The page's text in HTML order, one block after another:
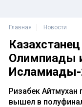
Главная Новости
Олимпиады
Исламиады-
Ризабек
вышел в